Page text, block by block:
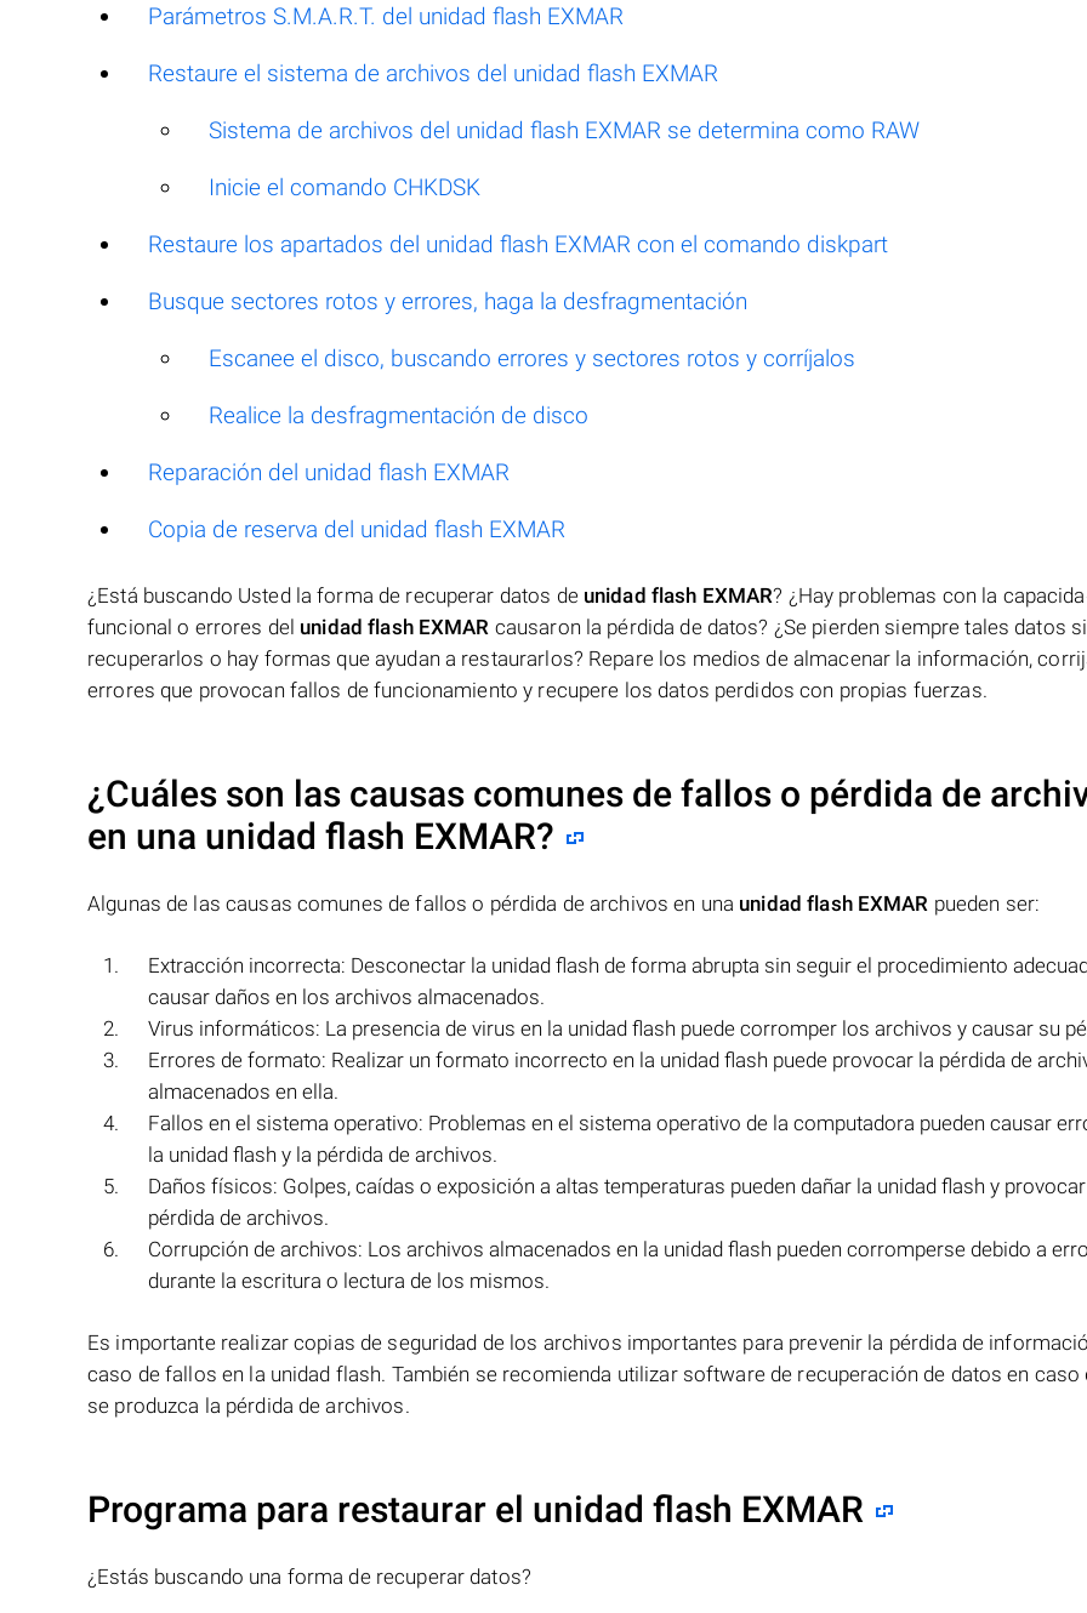
Parámetros S.M.A.R.T. del unidad flash EXMAR
Restaure el sistema de archivos del unidad flash EXMAR
Sistema de archivos del unidad flash EXMAR se determina como RAW
Inicie el comando CHKDSK
Restaure los apartados del unidad flash EXMAR con el comando diskpart
Busque sectores rotos y errores, haga la desfragmentación
Escanee el disco, buscando errores y sectores rotos y corríjalos
Realice la desfragmentación de disco
Reparación del unidad flash EXMAR
Copia de reserva del unidad flash EXMAR
¿Está buscando Usted la forma de recuperar datos de unidad flash EXMAR? ¿Hay problemas con la
funcional o errores del unidad flash EXMAR causaron la pérdida de datos? ¿Se pierden siempre tales datos
recuperarlos o hay formas que ayudan a restaurarlos? Repare los medios de almacenar la información,
errores que provocan fallos de funcionamiento y recupere los datos perdidos con propias fuerzas.
¿Cuáles son las causas comunes de fallos o pérdida de
en una unidad flash EXMAR?
Algunas de las causas comunes de fallos o pérdida de archivos en una unidad flash EXMAR pueden ser:
Extracción incorrecta: Desconectar la unidad flash de forma abrupta sin seguir el procedimiento
causar daños en los archivos almacenados.
Virus informáticos: La presencia de virus en la unidad flash puede corromper los archivos y causar su
Errores de formato: Realizar un formato incorrecto en la unidad flash puede provocar la pérdida de
almacenados en ella.
Fallos en el sistema operativo: Problemas en el sistema operativo de la computadora pueden causar
la unidad flash y la pérdida de archivos.
Daños físicos: Golpes, caídas o exposición a altas temperaturas pueden dañar la unidad flash y
pérdida de archivos.
Corrupción de archivos: Los archivos almacenados en la unidad flash pueden corromperse debido a
durante la escritura o lectura de los mismos.
Es importante realizar copias de seguridad de los archivos importantes para prevenir la pérdida de
caso de fallos en la unidad flash. También se recomienda utilizar software de recuperación de datos en caso
se produzca la pérdida de archivos.
Programa para restaurar el unidad flash EXMAR
¿Estás buscando una forma de recuperar datos?